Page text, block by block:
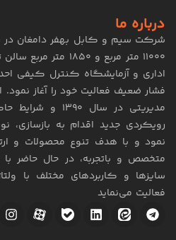
درباره ما
اداری و آزمایشگاه کنترل کیفی
فشار ضعیف فعالیت خود را آغاز
مدیریتی در سال
رویکردی جدید اقدام به بازسازی،
نمود و با هدف تنوع محصولات و
فعالیت می‌نماید